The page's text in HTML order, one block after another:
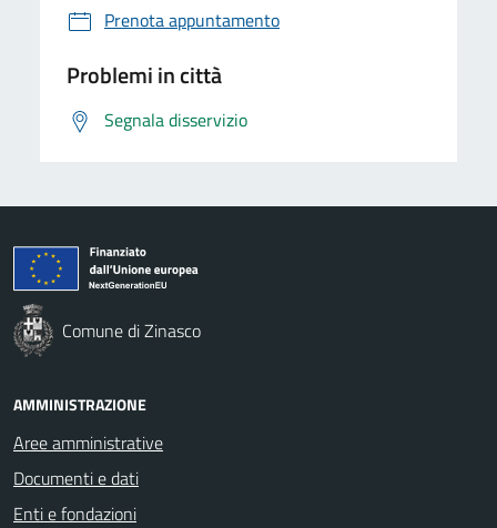
Prenota appuntamento
Problemi in città
Segnala disservizio
Comune di Zinasco
AMMINISTRAZIONE
Aree amministrative
Documenti e dati
Enti e fondazioni